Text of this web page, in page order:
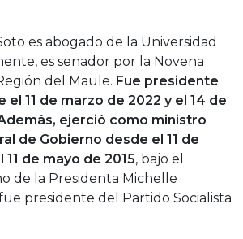
es abogado de la Universidad
es senador por la Novena
del Maule. Fue presidente
el 11 de marzo de 2022 y el 14 de
ejerció como ministro
de Gobierno desde el 11 de
de mayo de 2015, bajo el
de la Presidenta Michelle
presidente del Partido Socialista